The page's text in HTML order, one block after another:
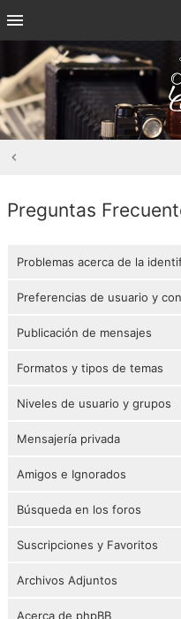
Preguntas
Problemas acerca de la
Preferencias de usuario y
Publicación de mensajes
Formatos y tipos de temas
Niveles de usuario y grupos
Mensajería privada
Amigos e Ignorados
Búsqueda en los foros
Suscripciones y Favoritos
Archivos Adjuntos
Acerca de phpBB